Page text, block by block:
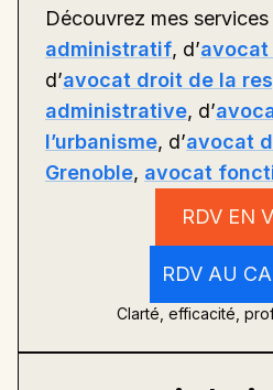
Découvrez mes services
administratif, d’
d’avocat droit de la
administrative, d’
l’urbanisme, d’avocat
Grenoble, avocat
RDV EN
RDV AU
Clarté, efficacité,